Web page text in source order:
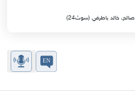
خالد باطرفي (سوث24)